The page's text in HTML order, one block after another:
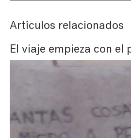
Artículos relacionados
El viaje empieza con el